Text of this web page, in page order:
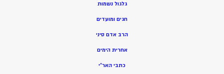
גלגול נשמות
חגים ומועדים
הרב אדם סיני
אחרית הימים
כתבי האר”י